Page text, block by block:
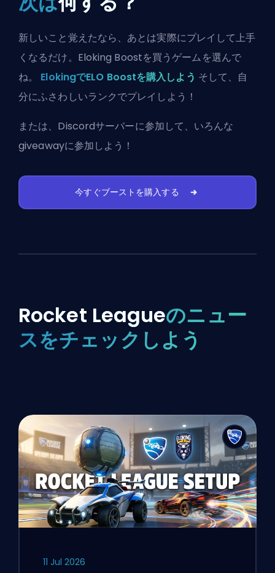
新しいこと覚えたなら、あとは実際にプレイして上手
くなるだけ。Eloking Boostを買うゲームを選んで
ね。 ElokingでELO Boostを購入しよう そして、自
分にふさわしいランクでプレイしよう！
または、 Discordサーバーに参加して、いろんな
giveawayに参加しよう！
今すぐブーストを購入する
Rocket Leagueのニュー
スをチェックしよう
11 Jul 2026